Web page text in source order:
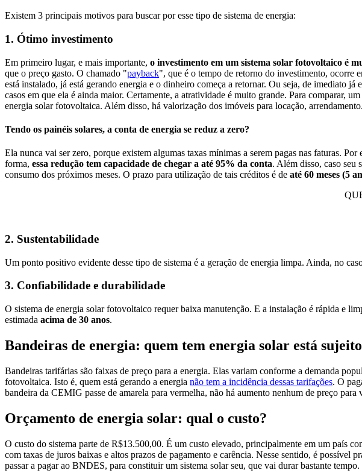
Existem 3 principais motivos para buscar por esse tipo de sistema de energia:
1. Ótimo investimento
Em primeiro lugar, e mais importante, o investimento em um sistema solar fotovoltaico é
que o preço gasto. O chamado "payback", que é o tempo de retorno do investimento, ocorre
está instalado, já está gerando energia e o dinheiro começa a retornar. Ou seja, de imediato
casos em que ela é ainda maior. Certamente, a atratividade é muito grande. Para comparar, um
energia solar fotovoltaica. Além disso, há valorização dos imóveis para locação,
Tendo os painéis solares, a conta de energia se reduz a zero?
Ela nunca vai ser zero, porque existem algumas taxas mínimas a serem pagas nas faturas.
forma, essa redução tem capacidade de chegar a até 95% da conta. Além disso, caso seu
consumo dos próximos meses. O prazo para utilização de tais créditos é de até 60 meses (5
2. Sustentabilidade
Um ponto positivo evidente desse tipo de sistema é a geração de energia limpa. Ainda, no
3. Confiabilidade e durabilidade
O sistema de energia solar fotovoltaico requer baixa manutenção. E a instalação é rápida e
estimada acima de 30 anos.
Bandeiras de energia: quem tem energia solar está
Bandeiras tarifárias são faixas de preço para a energia. Elas variam conforme a demanda
fotovoltaica. Isto é, quem está gerando a energia não tem a incidência dessas tarifações. O
bandeira da CEMIG passe de amarela para vermelha, não há aumento nenhum de preço para
Orçamento de energia solar: qual o custo?
O custo do sistema parte de R$13.500,00. É um custo elevado, principalmente em um país
com taxas de juros baixas e altos prazos de pagamento e carência. Nesse sentido, é
passar a pagar ao BNDES, para constituir um sistema solar seu, que vai durar bastante tempo.